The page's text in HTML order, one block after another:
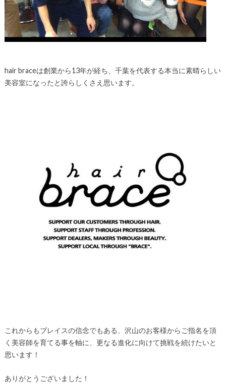
hair braceは創業から13年が経ち、千葉を代表する本当に素晴らしい
美容室になったと誇らしくさえ思います。
これからもブレイスの信念でもある、沢山のお客様からご指名を頂
く美容師を育てる事を軸に、更なる進化に向けて挑戦を続けたいと
思います！
ありがとうございました！